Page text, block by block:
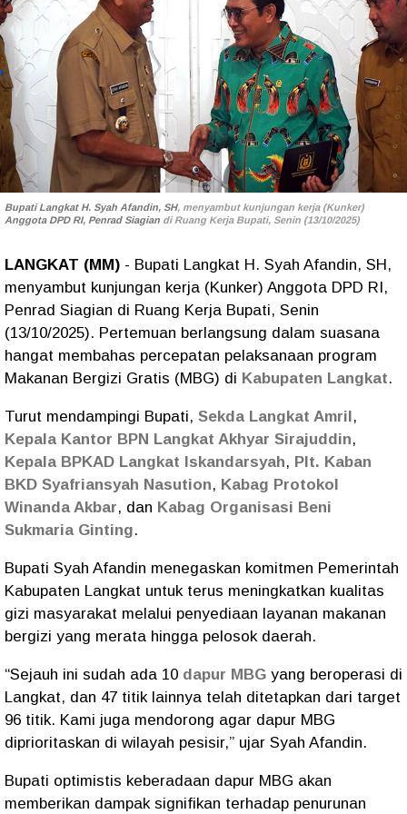
Bupati Langkat H. Syah Afandin, SH, menyambut kunjungan kerja (Kunker)
Anggota DPD RI, Penrad Siagian di Ruang Kerja Bupati, Senin (13/10/2025)
LANGKAT (MM) - Bupati Langkat H. Syah Afandin, SH,
menyambut kunjungan kerja (Kunker) Anggota DPD RI,
Penrad Siagian di Ruang Kerja Bupati, Senin
(13/10/2025). Pertemuan berlangsung dalam suasana
hangat membahas percepatan pelaksanaan program
Makanan Bergizi Gratis (MBG) di Kabupaten Langkat.
Turut mendampingi Bupati, Sekda Langkat Amril ,
Kepala Kantor BPN Langkat Akhyar Sirajuddin,
Kepala BPKAD Langkat Iskandarsyah, Plt. Kaban
BKD Syafriansyah Nasution, Kabag Protokol
Winanda Akbar, dan Kabag Organisasi Beni
Sukmaria Ginting.
Bupati Syah Afandin menegaskan komitmen Pemerintah
Kabupaten Langkat untuk terus meningkatkan kualitas
gizi masyarakat melalui penyediaan layanan makanan
bergizi yang merata hingga pelosok daerah.
“Sejauh ini sudah ada 10 dapur MBG yang beroperasi di
Langkat, dan 47 titik lainnya telah ditetapkan dari target
96 titik. Kami juga mendorong agar dapur MBG
diprioritaskan di wilayah pesisir,” ujar Syah Afandin.
Bupati optimistis keberadaan dapur MBG akan
memberikan dampak signifikan terhadap penurunan